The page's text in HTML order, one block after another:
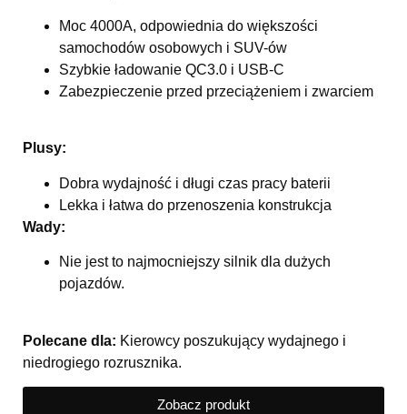
Moc 4000A, odpowiednia do większości
samochodów osobowych i SUV-ów
Szybkie ładowanie QC3.0 i USB-C
Zabezpieczenie przed przeciążeniem i zwarciem
Plusy:
Dobra wydajność i długi czas pracy baterii
Lekka i łatwa do przenoszenia konstrukcja
Wady:
Nie jest to najmocniejszy silnik dla dużych
pojazdów.
Polecane dla: Kierowcy poszukujący wydajnego i
niedrogiego rozrusznika.
Zobacz produkt